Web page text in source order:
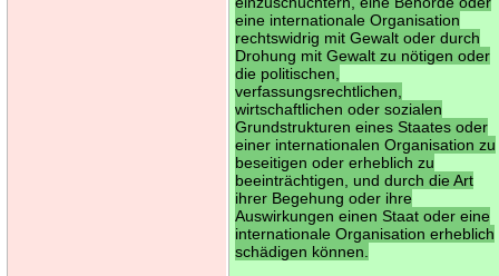
eine internationale Organisation
rechtswidrig mit Gewalt oder durch
Drohung mit Gewalt zu nötigen oder
die politischen,
verfassungsrechtlichen,
wirtschaftlichen oder sozialen
Grundstrukturen eines Staates oder
einer internationalen Organisation zu
beseitigen oder erheblich zu
beeinträchtigen, und durch die Art
ihrer Begehung oder ihre
Auswirkungen einen Staat oder eine
internationale Organisation erheblich
schädigen können.